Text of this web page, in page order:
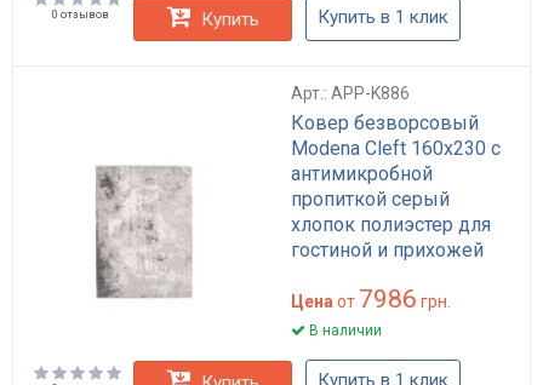
0 отзывов Купить Купить в 1 клик
Арт.: APP-K886
Ковер безворсовый
Modena Cleft 160x230 с
антимикробной
пропиткой серый
хлопок полиэстер для
гостиной и прихожей
Цена от 7986 грн.
В наличии
Купить в 1 клик